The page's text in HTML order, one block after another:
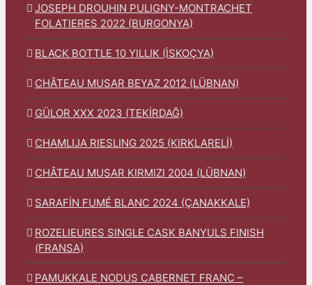
JOSEPH DROUHIN PULIGNY-MONTRACHET
FOLATIERES 2022 (BURGONYA)
BLACK BOTTLE 10 YILLIK (İSKOÇYA)
CHÂTEAU MUSAR BEYAZ 2012 (LÜBNAN)
GÜLOR XXX 2023 (TEKİRDAĞ)
CHAMLIJA RIESLING 2025 (KIRKLARELİ)
CHÂTEAU MUSAR KIRMIZI 2004 (LÜBNAN)
SARAFİN FUMÉ BLANC 2024 (ÇANAKKALE)
ROZELIEURES SINGLE CASK BANYULS FINISH
(FRANSA)
PAMUKKALE NODUS CABERNET FRANC –